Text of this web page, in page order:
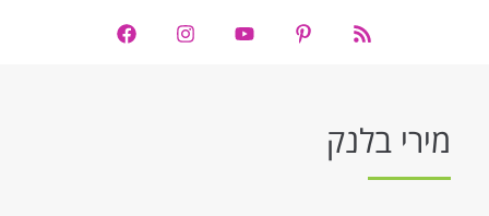
מירי בלנק